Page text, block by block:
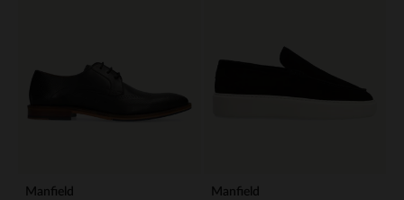
Manfield Manfield